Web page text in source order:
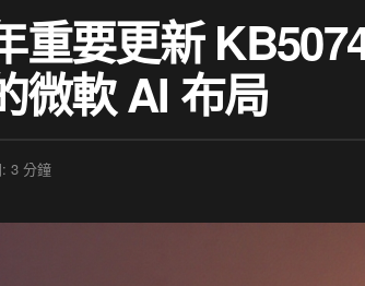
要更新
微軟 AI 布局
3 分鐘